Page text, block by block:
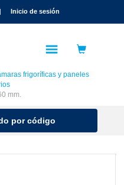
| Inicio de sesión
frigoríficas y paneles
mm.
por código